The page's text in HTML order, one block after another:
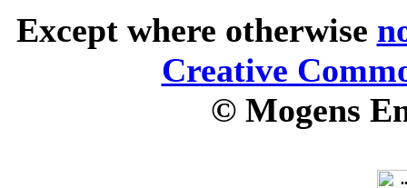
Except where otherwise
Creative
© Mogens